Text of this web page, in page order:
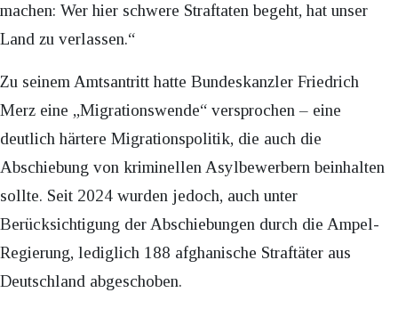
machen: Wer hier schwere Straftaten begeht, hat unser
Land zu verlassen.“
Zu seinem Amtsantritt hatte Bundeskanzler Friedrich
Merz eine „Migrationswende“ versprochen – eine
deutlich härtere Migrationspolitik, die auch die
Abschiebung von kriminellen Asylbewerbern beinhalten
sollte. Seit 2024 wurden jedoch, auch unter
Berücksichtigung der Abschiebungen durch die Ampel-
Regierung, lediglich 188 afghanische Straftäter aus
Deutschland abgeschoben.